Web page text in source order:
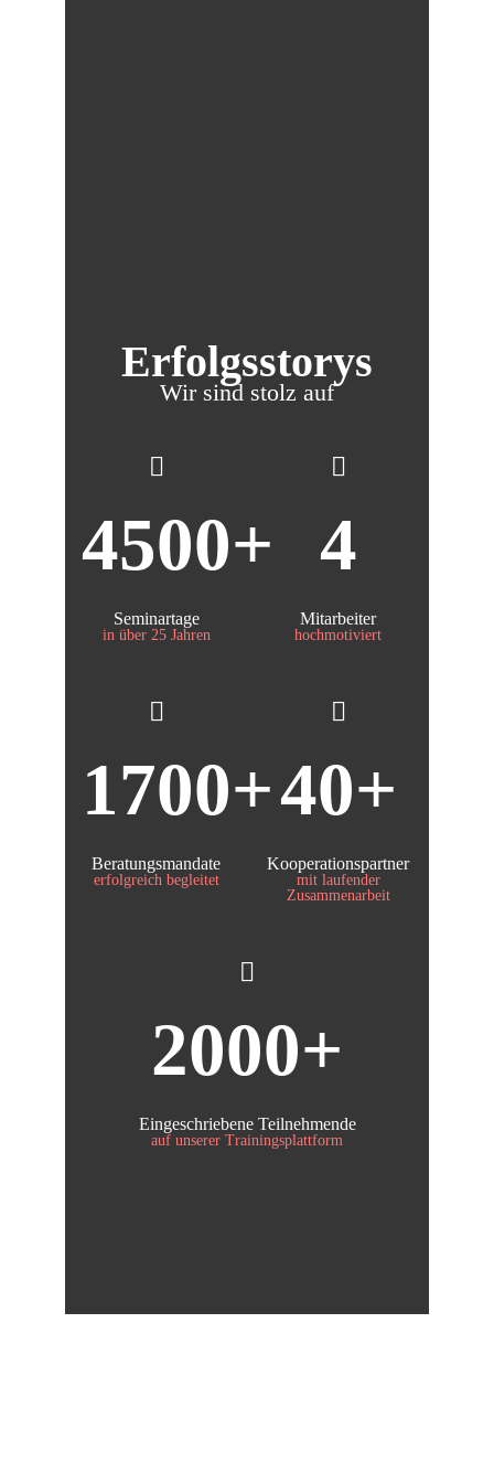
Erfolgsstorys
Wir sind stolz auf
4500
Seminartage
in über 25 Jahren
4
Mitarbeiter
hochmotiviert
1700
Beratungsmandate
erfolgreich begleitet
40
Kooperationspartner
mit laufender
Zusammenarbeit
2000
Eingeschriebene Teilnehmende
auf unserer Trainingsplattform